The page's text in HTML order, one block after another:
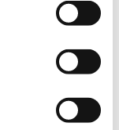
de
ze nadien